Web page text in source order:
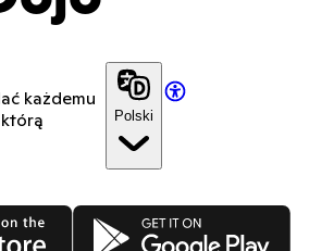
każdemu
Polski
Google Play